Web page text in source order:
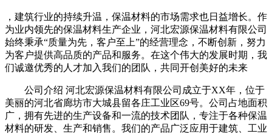
，建筑行业的持续升温，保温材料的市场需求也日益增长。作
为业内领先的保温材料生产企业，河北宏源保温材料有限公司
始终秉承“质量为先，客户至上”的经营理念，不断创新，努力
为客户提供高品质的产品和服务。在这个伟大的发展时期，我
们诚邀优秀的人才加入我们的团队，共同开创美好的未来
公司介绍 河北宏源保温材料有限公司成立于XX年，位于
美丽的河北省廊坊市大城县留各庄工业区69号。公司占地面积
广，拥有先进的生产设备和一流的技术团队，专注于各种保温
材料的研发、生产和销售。我们的产品广泛应用于建筑、工业